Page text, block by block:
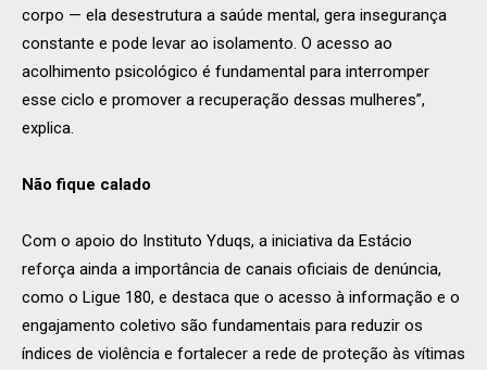
corpo — ela desestrutura a saúde mental, gera insegurança
constante e pode levar ao isolamento. O acesso ao
acolhimento psicológico é fundamental para interromper
esse ciclo e promover a recuperação dessas mulheres”,
explica.
Não fique calado
Com o apoio do Instituto Yduqs, a iniciativa da Estácio
reforça ainda a importância de canais oficiais de denúncia,
como o Ligue 180, e destaca que o acesso à informação e o
engajamento coletivo são fundamentais para reduzir os
índices de violência e fortalecer a rede de proteção às vítimas